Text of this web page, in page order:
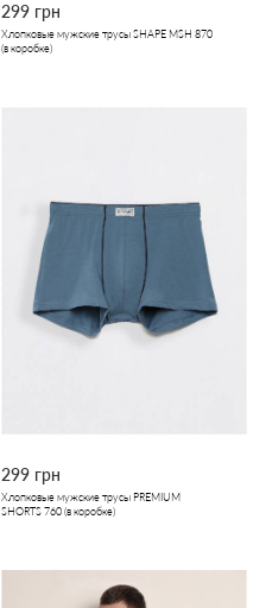
299 грн
Хлопковые мужские трусы SHAPE MSH 870
(в коробке)
299 грн
Хлопковые мужские трусы PREMIUM
SHORTS 760 (в коробке)